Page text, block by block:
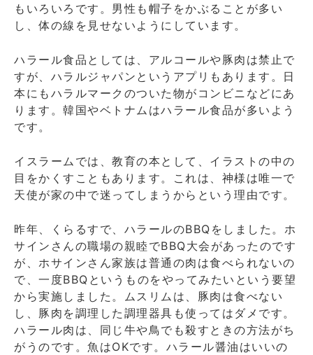
もいろいろです。男性も帽子をかぶることが多い
し、体の線を見せないようにしています。
ハラール食品としては、アルコールや豚肉は禁止で
すが、ハラルジャパンというアプリもあります。日
本にもハラルマークのついた物がコンビニなどにあ
ります。韓国やベトナムはハラール食品が多いよう
です。
イスラームでは、教育の本として、イラストの中の
目をかくすこともあります。これは、神様は唯一で
天使が家の中で迷ってしまうからという理由です。
昨年、くらるすで、ハラールのBBQをしました。ホ
サインさんの職場の親睦でBBQ大会があったのです
が、ホサインさん家族は普通の肉は食べられないの
で、一度BBQというものをやってみたいという要望
から実施しました。ムスリムは、豚肉は食べない
し、豚肉を調理した調理器具も使ってはダメです。
ハラール肉は、同じ牛や鳥でも殺すときの方法がち
がうのです。魚はOKです。ハラール醤油はいいの